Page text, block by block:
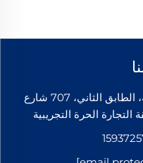
Add: الغرفة 205، المنطقة الغربية، الطابق الثاني، 707 شارع
الحرة التجريبية